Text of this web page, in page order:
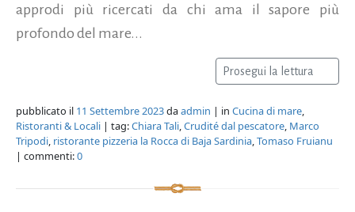
approdi più ricercati da chi ama il sapore più
profondo del mare...
Prosegui la lettura
pubblicato il 11 Settembre 2023daadmin | in Cucina di mare,
Ristoranti & Locali | tag:Chiara Tali,Crudité dal pescatore, Marco
Tripodi, ristorante pizzeria la Rocca di Baja Sardinia,Tomaso Fruianu
| commenti:0